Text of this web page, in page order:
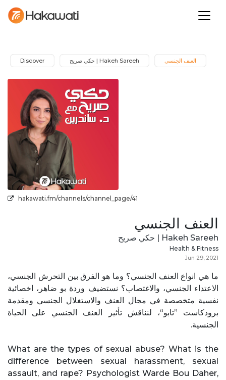
Discover Hakeh Sareeh | حكي صريح العنف الجنسي
hakawati.fm/channels/channel_page/41
العنف الجنسي
Hakeh Sareeh | حكي صريح
Health & Fitness
Jun 29, 2021
ما هي انواع العنف الجنسي؟ وما هو الفرق بين التحرش الجنسي،
الاعتداء الجنسي، والاغتصاب؟ نستضيف وردة بو ضاهر، اخصائية
نفسية متخصصة في مجال العنف والاستغلال الجنسي ومقدمة
برودكاست ”تابو“، لنناقش تأثير العنف الجنسي على الحياة
الجنسية.
What are the types of sexual abuse? What is the
difference between sexual harassment, sexual
assault, and rape? Psychologist Warde Bou Daher,